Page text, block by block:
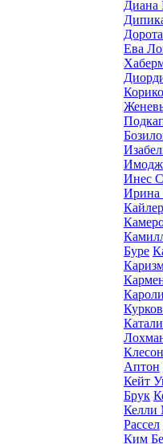
Диана
Ева
Инес
Буре
Клесон
Аптон
Кейт
Брук
Келли
Рассел
Ким